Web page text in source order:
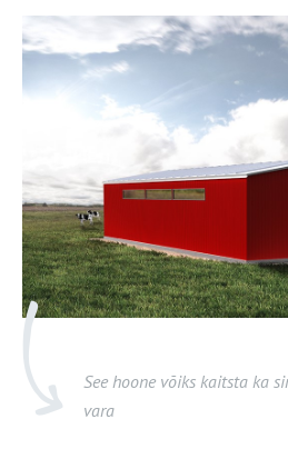
See hoone võiks kaitsta ka
vara